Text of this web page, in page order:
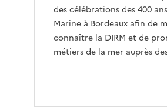
des célébrations des 400
Marine à Bordeaux afin de
connaître la DIRM et de
métiers de la mer auprès